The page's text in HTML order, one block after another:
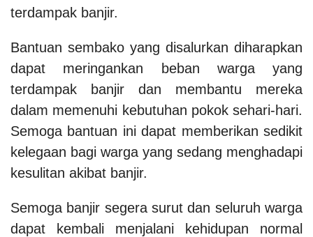
terdampak banjir.
Bantuan sembako yang disalurkan diharapkan
dapat meringankan beban warga yang
terdampak banjir dan membantu mereka
dalam memenuhi kebutuhan pokok sehari-hari.
Semoga bantuan ini dapat memberikan sedikit
kelegaan bagi warga yang sedang menghadapi
kesulitan akibat banjir.
Semoga banjir segera surut dan seluruh warga
dapat kembali menjalani kehidupan normal